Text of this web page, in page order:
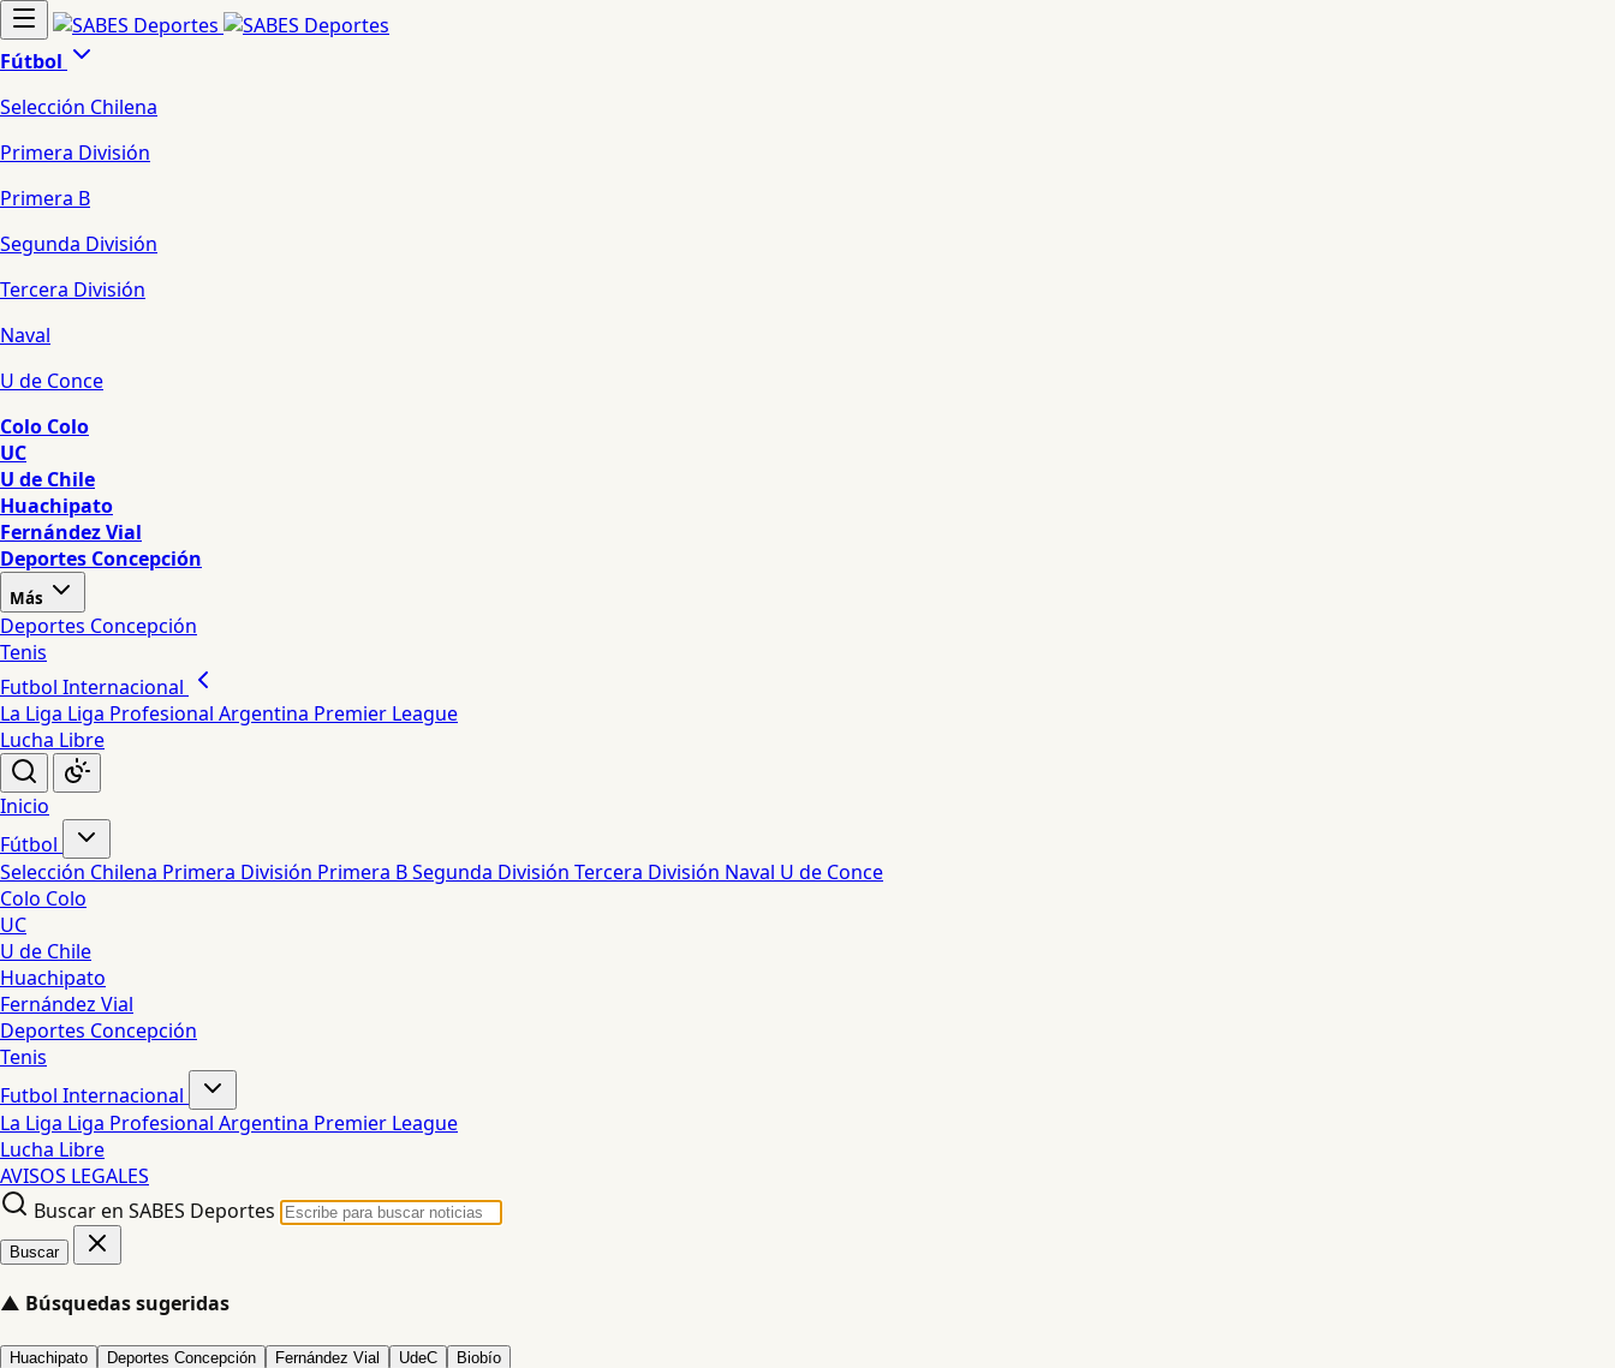
Fútbol
Selección Chilena
Primera División
Primera B
Segunda División
Tercera División
Naval
U de Conce
Colo Colo
UC
U de Chile
Huachipato
Fernández Vial
Deportes Concepción
Más
Deportes Concepción
Tenis
Futbol Internacional
La Liga Liga Profesional Argentina Premier League
Lucha Libre
Inicio
Fútbol
Selección Chilena Primera División Primera BSegunda División Tercera División Naval U de Conce
Colo Colo
UC
U de Chile
Huachipato
Fernández Vial
Deportes Concepción
Tenis
Futbol Internacional
La Liga Liga Profesional Argentina Premier League
Lucha Libre
AVISOS LEGALES
Buscar en SABES Deportes
Buscar
▲ Búsquedas sugeridas
Huachipato Deportes Concepción Fernández Vial UdeC Biobío